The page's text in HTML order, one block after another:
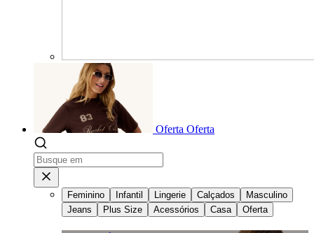
Oferta Oferta
Feminino Infantil Lingerie Calçados
Masculino
Jeans
Plus Size Acessórios Casa Oferta